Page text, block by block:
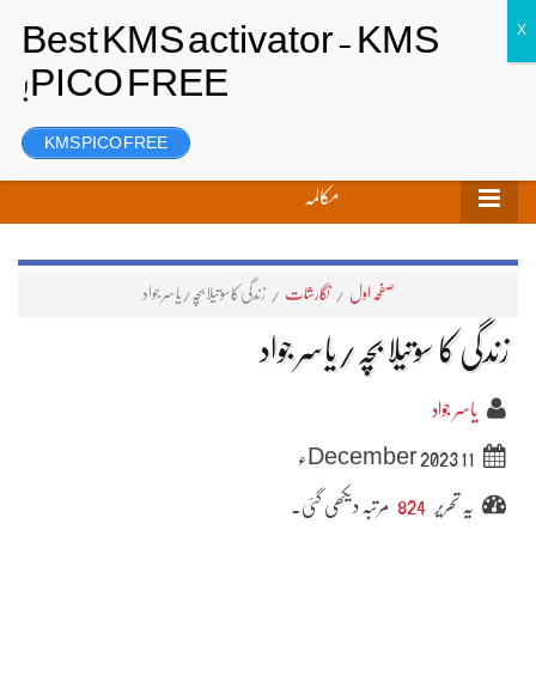
رجسٹر
مکالمہ
صفحہ اول / نگارشات / زندگی کا سوتیلا بچہ/یاسر جواد
زندگی کا سوتیلا بچہ/یاسر جواد
یاسر جواد
11 December 2023ء
یہ تحریر 824 مرتبہ دیکھی گئی۔
KMS PICO FREE